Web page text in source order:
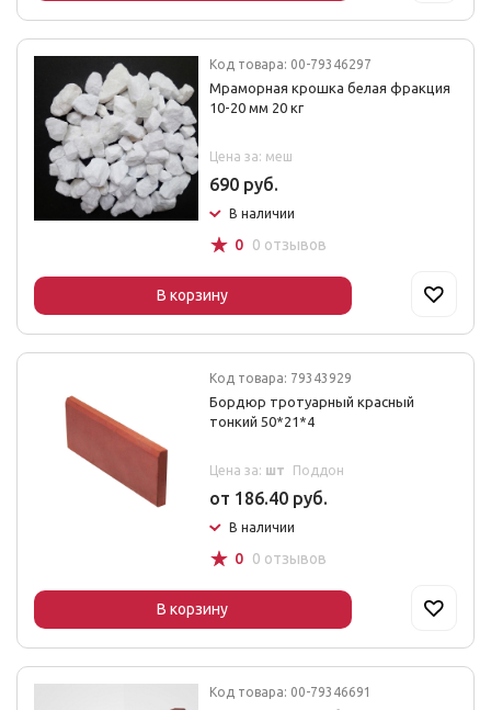
Код товара: 00-79346297
Мраморная крошка белая фракция
10-20 мм 20 кг
Цена за: меш
690 руб.
В наличии
☆ 0 0 отзывов
В корзину
Код товара: 79343929
Бордюр тротуарный красный
тонкий 50*21*4
Цена за: шт Поддон
от 186.40 руб.
В наличии
☆ 0 0 отзывов
В корзину
Код товара: 00-79346691